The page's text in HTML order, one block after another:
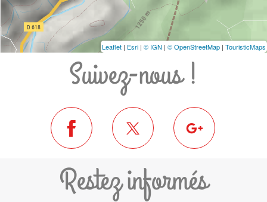
Leaflet | Esri | © IGN | © OpenStreetMap | TouristicMaps
Suivez-nous !
Restez informés